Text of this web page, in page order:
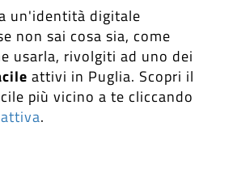
un'identità digitale
non sai cosa sia, come
usarla, rivolgiti ad uno dei
attivi in Puglia. Scopri il
più vicino a te cliccando
.